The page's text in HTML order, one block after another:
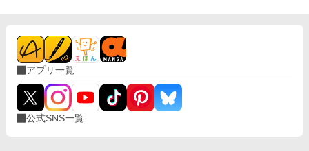
アプリ一覧
公式SNS一覧